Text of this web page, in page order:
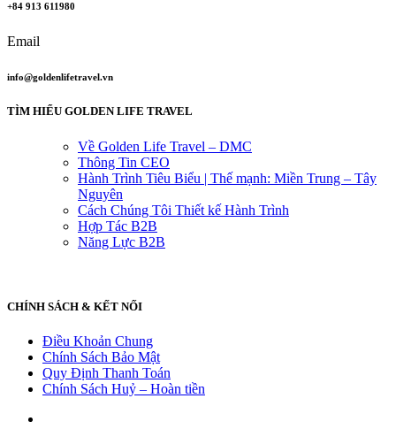
+84 913 611980
Email
info@goldenlifetravel.vn
TÌM HIỂU GOLDEN LIFE TRAVEL
Về Golden Life Travel – DMC
Thông Tin CEO
Hành Trình Tiêu Biểu | Thế mạnh: Miền Trung – Tây
Nguyên
Cách Chúng Tôi Thiết kế Hành Trình
Hợp Tác B2B
Năng Lực B2B
CHÍNH SÁCH & KẾT NỐI
Điều Khoản Chung
Chính Sách Bảo Mật
Quy Định Thanh Toán
Chính Sách Huỷ – Hoàn tiền